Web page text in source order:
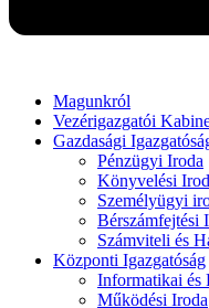
Magunkról
Vezérigazgatói
Gazdasági
Pénzügyi Iroda
Könyvelési
Személyügyi
Bérszámfejtési
Számviteli és
Központi Igazgatóság
Informatikai és
Működési Iroda